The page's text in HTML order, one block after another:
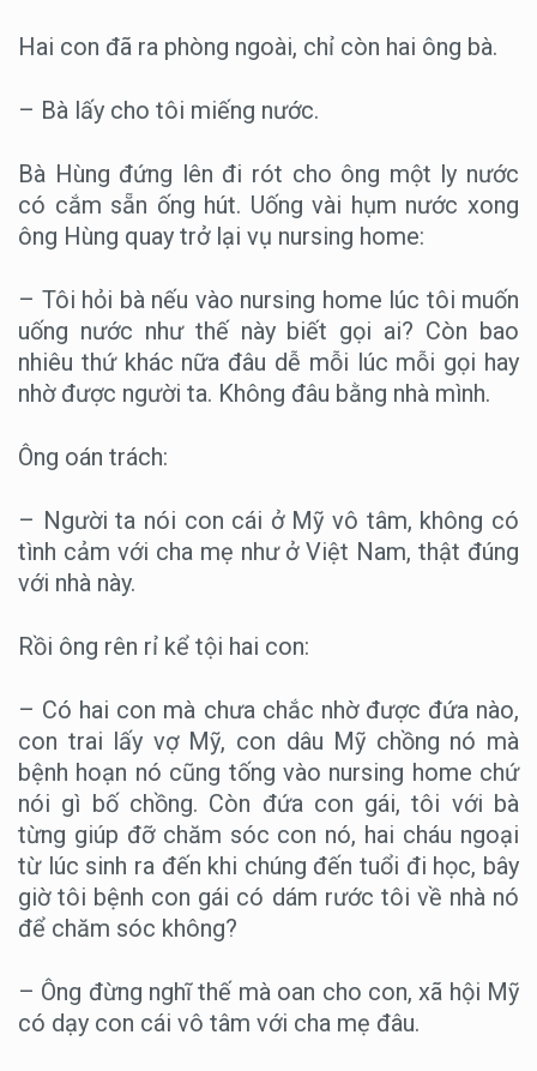
Hai con đã ra phòng ngoài, chỉ còn hai ông bà.
– Bà lấy cho tôi miếng nước.
Bà Hùng đứng lên đi rót cho ông một ly nước
có cắm sẵn ống hút. Uống vài hụm nước xong
ông Hùng quay trở lại vụ nursing home:
– Tôi hỏi bà nếu vào nursing home lúc tôi muốn
uống nước như thế này biết gọi ai? Còn bao
nhiêu thứ khác nữa đâu dễ mỗi lúc mỗi gọi hay
nhờ được người ta. Không đâu bằng nhà mình.
Ông oán trách:
– Người ta nói con cái ở Mỹ vô tâm, không có
tình cảm với cha mẹ như ở Việt Nam, thật đúng
với nhà này.
Rồi ông rên rỉ kể tội hai con:
– Có hai con mà chưa chắc nhờ được đứa nào,
con trai lấy vợ Mỹ, con dâu Mỹ chồng nó mà
bệnh hoạn nó cũng tống vào nursing home chứ
nói gì bố chồng. Còn đứa con gái, tôi với bà
từng giúp đỡ chăm sóc con nó, hai cháu ngoại
từ lúc sinh ra đến khi chúng đến tuổi đi học, bây
giờ tôi bệnh con gái có dám rước tôi về nhà nó
để chăm sóc không?
– Ông đừng nghĩ thế mà oan cho con, xã hội Mỹ
có dạy con cái vô tâm với cha mẹ đâu.